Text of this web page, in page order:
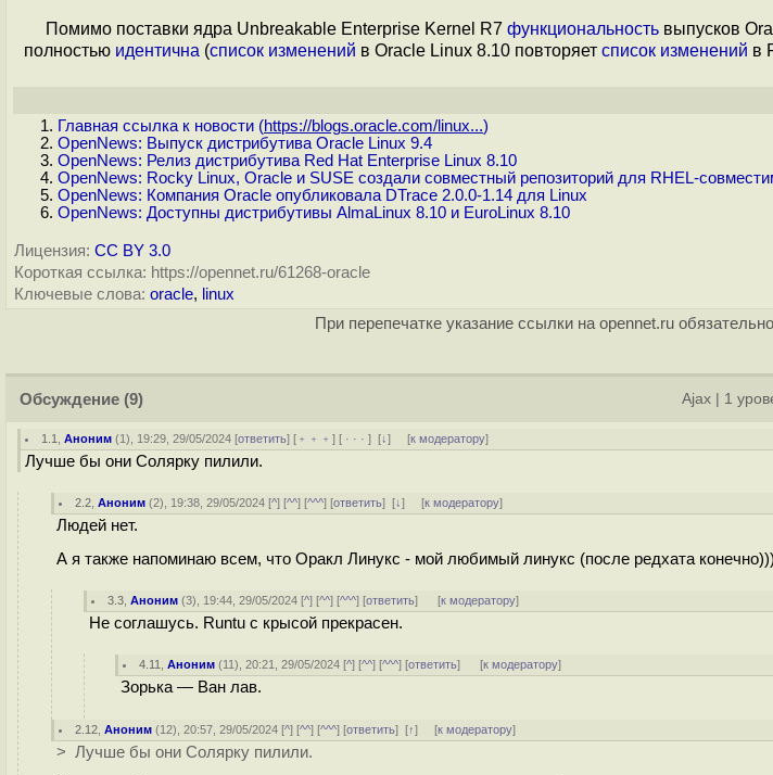
Помимо поставки ядра Unbreakable Enterprise Kernel R7 функциональность выпусков
полностью идентична (список изменений в Oracle Linux 8.10 повторяет список изменений в
Главная ссылка к новости (https://blogs.oracle.com/linux...)
OpenNews: Выпуск дистрибутива Oracle Linux 9.4
OpenNews: Релиз дистрибутива Red Hat Enterprise Linux 8.10
OpenNews: Rocky Linux, Oracle и SUSE создали совместный репозиторий для RHEL-
OpenNews: Компания Oracle опубликовала DTrace 2.0.0-1.14 для Linux
OpenNews: Доступны дистрибутивы AlmaLinux 8.10 и EuroLinux 8.10
Лицензия: CC BY 3.0
Короткая ссылка: https://opennet.ru/61268-oracle
Ключевые слова: oracle, linux
При перепечатке указание ссылки на opennet.ru обязательно
Обсуждение (9) Ajax 1
1.1 ,Аноним (1), 19:29, 29/05/2024 [ответить] [ ﹢﹢﹢] [ · · ·][↓] [к модератору]
Лучше бы они Солярку пилили.
2.2 ,Аноним (2), 19:38, 29/05/2024 [^] [^^] [^^^] [ответить][↓] [к модератору]
Людей нет.
А я также напоминаю всем, что Оракл Линукс - мой любимый линукс (после редхата конечно)))
3.3 ,Аноним (3), 19:44, 29/05/2024 [^] [^^] [^^^] [ответить] [к модератору]
Не соглашусь. Runtu с крысой прекрасен.
4.11 ,Аноним (11), 20:21, 29/05/2024 [^] [^^] [^^^] [ответить] [к модератору]
Зорька — Ван лав.
2.12 ,Аноним (12), 20:57, 29/05/2024 [^] [^^] [^^^] [ответить][↑] [к модератору]
> Лучше бы они Солярку пилили.